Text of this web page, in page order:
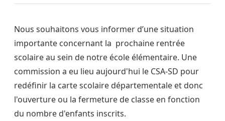
Nous souhaitons vous informer d’une situation
importante concernant la prochaine rentrée
scolaire au sein de notre école élémentaire. Une
commission a eu lieu aujourd'hui le CSA-SD pour
redéfinir la carte scolaire départementale et donc
l'ouverture ou la fermeture de classe en fonction
du nombre d'enfants inscrits.